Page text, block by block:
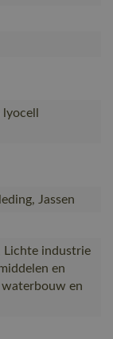
lyocell
Jassen
Lichte industrie
en
en